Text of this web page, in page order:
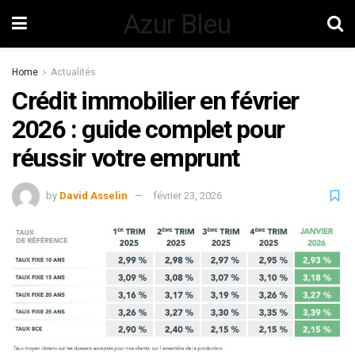
Azur Bleu
Home Actualités
Crédit immobilier en février
2026 : guide complet pour
réussir votre emprunt
by David Asselin février 23, 2026